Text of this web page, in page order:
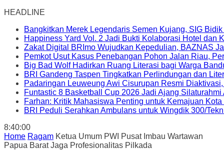
HEADLINE
Bangkitkan Merek Legendaris Semen Kujang, SIG
Happiness Yard Vol. 2 Jadi Bukti Kolaborasi Hotel dan
Zakat Digital BRImo Wujudkan Kepedulian, BAZNAS
Pemkot Usut Kasus Penebangan Pohon Jalan Riau,
Big Bad Wolf Hadirkan Ruang Literasi bagi Warga
BRI Gandeng Taspen Tingkatkan Perlindungan dan
Padaringan Leuweung Awi Cisurupan Resmi
Funtastic 8 Basketball Cup 2026 Jadi Ajang
Farhan: Kritik Mahasiswa Penting untuk Kemajuan
BRI Peduli Serahkan Ambulans untuk Wingdik 300/
8:40:01
Home Ragam Ketua Umum PWI Pusat Imbau Wartawan
Papua Barat Jaga Profesionalitas Pilkada